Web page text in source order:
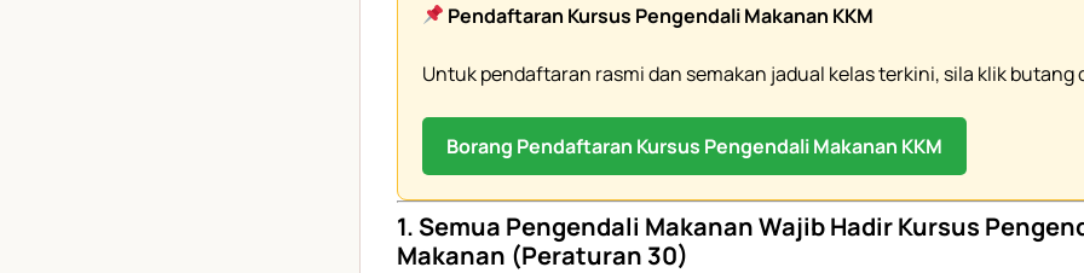
Pendaftaran Kursus Pengendali Makanan KKM
Untuk pendaftaran rasmi dan semakan jadual kelas terkini, sila klik butang
Borang Pendaftaran Kursus Pengendali Makanan KKM
1. Semua Pengendali Makanan Wajib Hadir Kursus
Makanan (Peraturan 30)